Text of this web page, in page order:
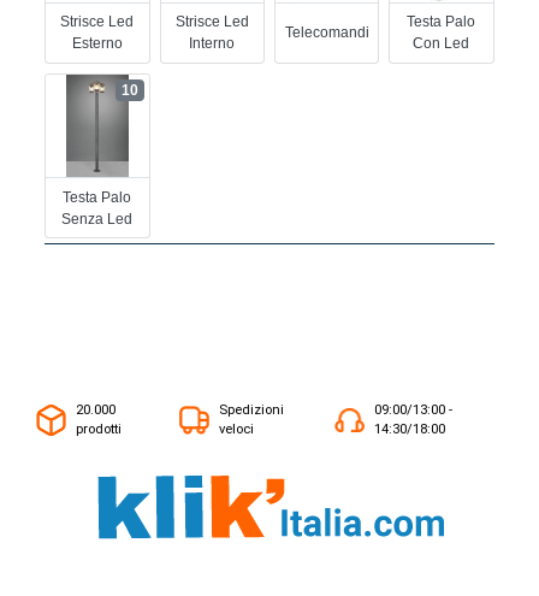
Strisce Led
Esterno
Strisce Led
Interno
Telecomandi
Testa Palo
Con Led
Testa Palo
Senza Led
10
20.000
prodotti
Spedizioni
veloci
09:00/13:00 -
14:30/18:00